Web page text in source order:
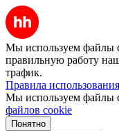
Мы используем файлы
правильную работу
трафик.
Правила
Мы используем файлы
файлов cookie
Понятно